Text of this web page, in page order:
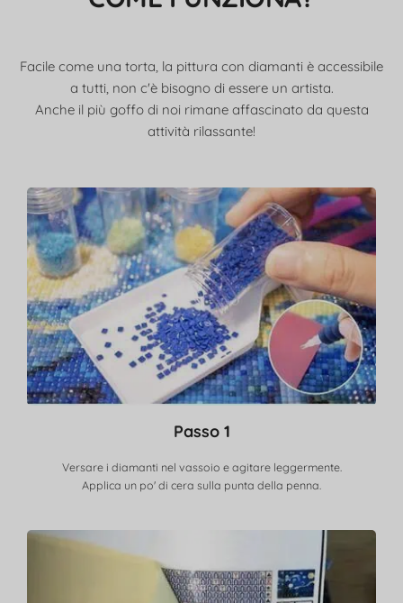
Facile come una torta, la pittura con diamanti è accessibile
a tutti, non c'è bisogno di essere un artista.
Anche il più goffo di noi rimane affascinato da questa
attività rilassante!
Passo 1
Versare i diamanti nel vassoio e agitare leggermente.
Applica un po' di cera sulla punta della penna.